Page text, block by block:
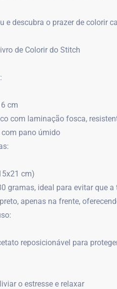
e descubra o prazer de colorir
de Colorir do Stitch
cm
com laminação fosca,
pano úmido
cm)
gramas, ideal para evitar que
apenas na frente,
reposicionável para
o estresse e relaxar